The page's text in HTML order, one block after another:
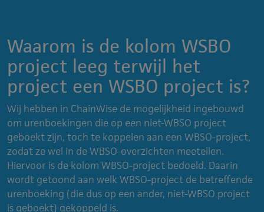
Waarom is de kolom WSBO
project leeg terwijl het
project een WSBO project is?
Wij hebben in ChainWise de mogelijkheid ingebouwd
om urenboekingen die op een niet-WBSO project
geboekt zijn, toch te koppelen aan een WBSO-project,
zodat ze wel in de WBSO-overzichten meetellen.
Hiervoor is de kolom WBSO-project bedoeld. Daarin
wordt getoond aan welk WBSO-project de betreffende
urenboeking (die dus op een ander, niet-WBSO project
is geboekt) gekoppeld is.